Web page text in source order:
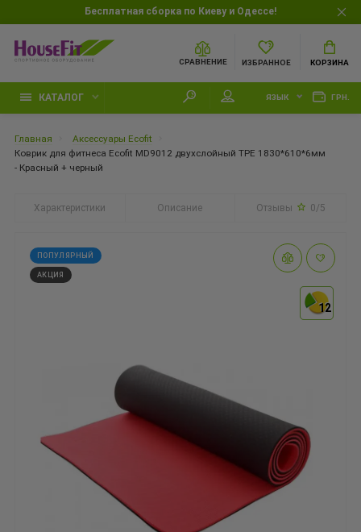
Бесплатная сборка по Киеву и Одессе!
СРАВНЕНИЕ ИЗБРАННОЕ КОРЗИНА
КАТАЛОГ ЯЗЫК ГРН.
Главная
Аксессуары Ecofit
Коврик для фитнеса Ecofit MD9012 двухслойный TPE 1830*610*6мм
- Красный + черный
Характеристики Описание Отзывы 0/5
12
12
ПОПУЛЯРНЫЙ
АКЦИЯ